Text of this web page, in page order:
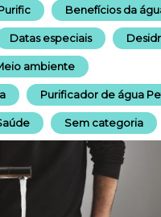
Benefícios da
Datas especiais
ambiente
Purificador de água
Sem categoria